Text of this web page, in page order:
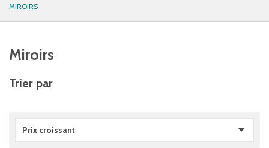
MIROIRS
Miroirs
Trier par
Prix croissant